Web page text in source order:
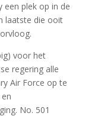
een plek op in de
laatste die ooit
voor het
regering alle
Air Force op te
No. 501